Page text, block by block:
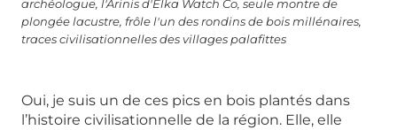
archéologue, l'Arinis d'Elka Watch Co, seule montre de
plongée lacustre, frôle l'un des rondins de bois millénaires,
traces civilisationnelles des villages palafittes
Oui, je suis un de ces pics en bois plantés dans
l’histoire civilisationnelle de la région. Elle, elle